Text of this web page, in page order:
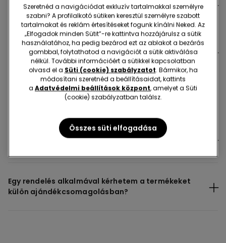
összegét egy megrendeléshez?
Meddig érvényesek az ajándékkártyák/e-
ajándékkártyák?
Ajándékcsomagolás
Megvásárolhatom a rendelésemet
Egy rendelés alkalmával kérhetem a termékeket
külön ajándékcsomagolásban?
Szeretnéd a navigációdat exkluzív tartalmakkal személyre
szabni? A profilalkotó sütiken keresztül személyre szabott
tartalmakat és reklám értesítéseket fogunk kínálni Neked. Az
„Elfogadok minden Sütit”-re kattintva hozzájárulsz a sütik
használatához, ha pedig bezárod ezt az ablakot a bezárás
gombbal, folytathatod a navigációt a sütik aktiválása
nélkül. További információért a sütikkel kapcsolatban
olvasd el a Süti (cookie) szabályzatot. Bármikor, ha
módosítani szeretnéd a beállításaidat, kattints
a Adatvédelmi beállítások központ, amelyet a Süti
(cookie) szabályzatban találsz.
Összes süti elfogadása